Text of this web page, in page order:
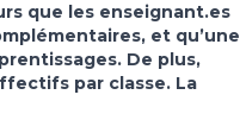
que les enseignant.es
et qu’une
De plus,
par classe. La